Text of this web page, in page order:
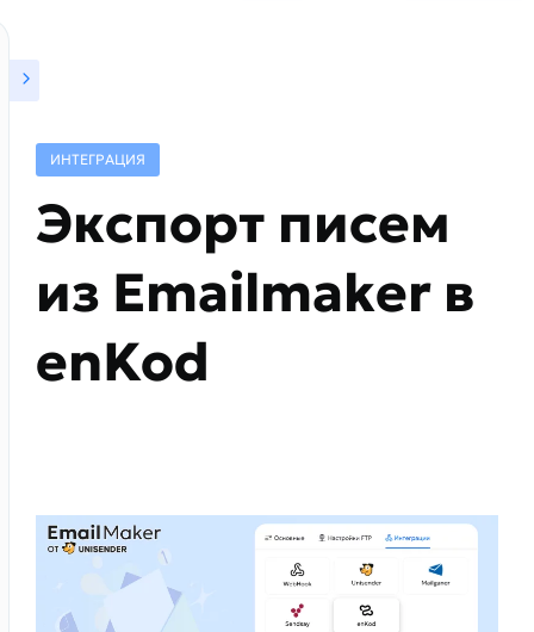
ИНТЕГРАЦИЯ
Экспорт писем
из Emailmaker в
enKod